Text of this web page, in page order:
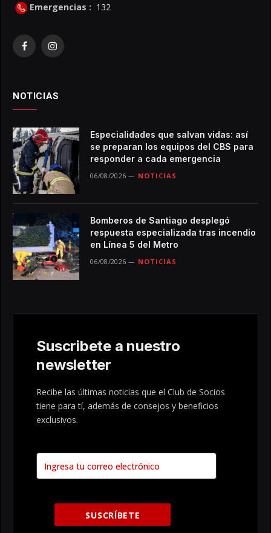
Emergencias : 132
FacebookInstagram
NOTICIAS
Especialidades que salvan vidas: así
se preparan los equipos del CBS para
responder a cada emergencia
06/08/2026 NOTICIAS
Bomberos de Santiago desplegó
respuesta especializada tras incendio
en Línea 5 del Metro
06/08/2026 NOTICIAS
Suscribete a nuestro
newsletter
Recibe las últimas noticias que el Club de Socios
tiene para tí, además de consejos y beneficios
exclusivos.